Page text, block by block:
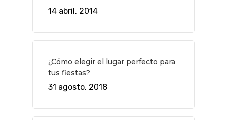
14 abril, 2014
¿Cómo elegir el lugar perfecto para
tus fiestas?
31 agosto, 2018